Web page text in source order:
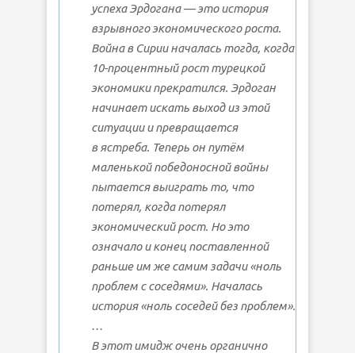
успеха Эрдогана — это история
взрывного экономического роста.
Война в Сирии началась тогда, когда
10-процентный рост турецкой
экономики прекратился. Эрдоган
начинает искать выход из этой
ситуации и превращается
в ястреба. Теперь он путём
маленькой победоносной войны
пытается выиграть то, что
потерял, когда потерял
экономический рост. Но это
означало и конец поставленной
раньше им же самим задачи «ноль
проблем с соседями». Началась
история «ноль соседей без проблем».
…
В этот имидж очень органично